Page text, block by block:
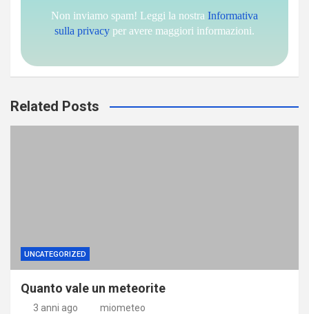
Non inviamo spam! Leggi la nostra Informativa
sulla privacy per avere maggiori informazioni.
Related Posts
UNCATEGORIZED
Quanto vale un meteorite
3 anni ago miometeo